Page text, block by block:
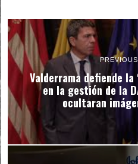
Valderrama defiende
en la gestión de la
ocultaran